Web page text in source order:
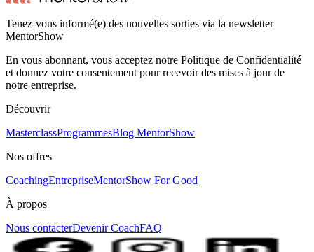
Tenez-vous informé(e) des nouvelles sorties via la newsletter
MentorShow
En vous abonnant, vous acceptez notre Politique de Confidentialité
et donnez votre consentement pour recevoir des mises à jour de
notre entreprise.
Découvrir
MasterclassProgrammesBlog MentorShow
Nos offres
CoachingEntrepriseMentorShow For Good
À propos
Nous contacterDevenir CoachFAQ